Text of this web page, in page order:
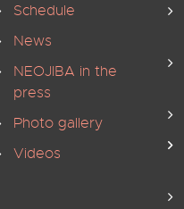
Schedule
News
NEOJIBA in the
press
Photo gallery
Videos